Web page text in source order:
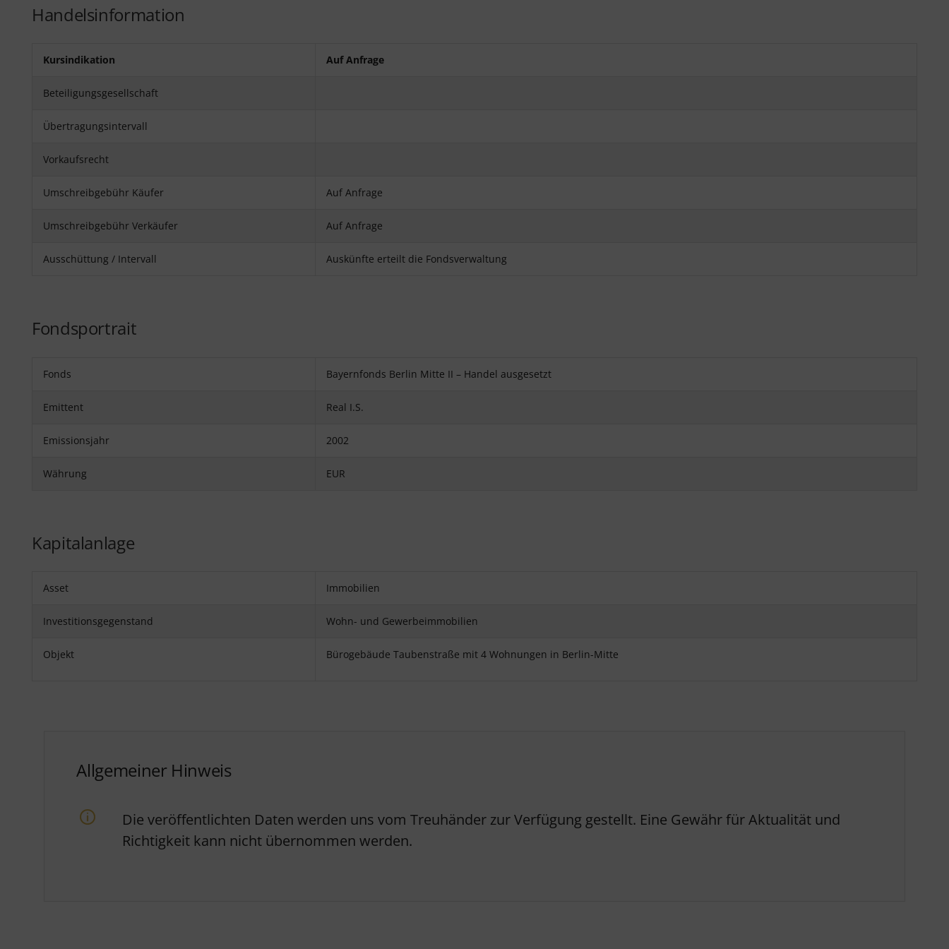
Handelsinformation
Kursindikation Auf Anfrage
Beteiligungsgesellschaft
Übertragungsintervall
Vorkaufsrecht
Umschreibgebühr Käufer Auf Anfrage
Umschreibgebühr Verkäufer Auf Anfrage
Ausschüttung / Intervall Auskünfte erteilt die Fondsverwaltung
Fondsportrait
Fonds Bayernfonds Berlin Mitte II – Handel ausgesetzt
Emittent Real I.S.
Emissionsjahr 2002
Währung EUR
Kapitalanlage
Asset Immobilien
Investitionsgegenstand Wohn- und Gewerbeimmobilien
Objekt Bürogebäude Taubenstraße mit 4 Wohnungen in Berlin-Mitte
Allgemeiner Hinweis
Die veröffentlichten Daten werden uns vom Treuhänder zur Verfügung gestellt. Eine Gewähr für Aktualität und
Richtigkeit kann nicht übernommen werden.